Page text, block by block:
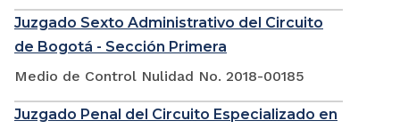
Juzgado Sexto Administrativo del Circuito
de Bogotá - Sección Primera
Medio de Control Nulidad No. 2018-00185
Juzgado Penal del Circuito Especializado en